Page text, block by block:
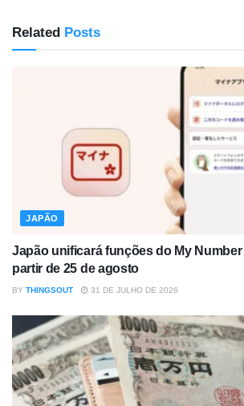
Related Posts
JAPÃO
Japão unificará funções do My
partir de 25 de agosto
BY THINGSOUT 31 DE JULHO DE 2026